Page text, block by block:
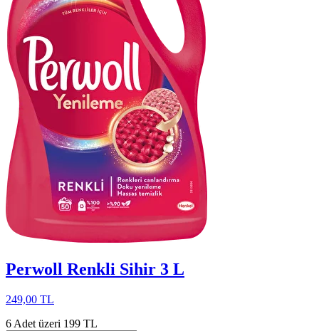
Perwoll Renkli Sihir 3 L
249,00 TL
6 Adet üzeri 199 TL